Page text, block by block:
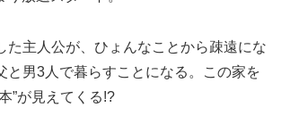
た主人公が、ひょんなことから疎遠にな
と男3人で暮らすことになる。この家を
”が見えてくる!?